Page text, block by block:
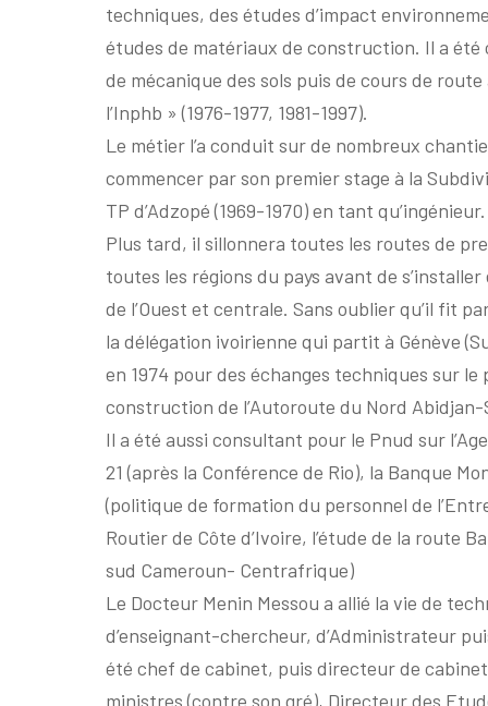
techniques, des études d’impact
études de matériaux de construction. Il a été
de mécanique des sols puis de cours de route
l’Inphb » (1976-1977, 1981-1997).
Le métier l’a conduit sur de nombreux
commencer par son premier stage à la
TP d’Adzopé (1969-1970) en tant qu’ingénieur.
Plus tard, il sillonnera toutes les routes de
toutes les régions du pays avant de
de l’Ouest et centrale. Sans oublier qu’il fit
la délégation ivoirienne qui partit à Génève
en 1974 pour des échanges techniques sur le
construction de l’Autoroute du Nord Abidjan-
Il a été aussi consultant pour le Pnud sur
21 (après la Conférence de Rio), la Banque
(politique de formation du personnel de
Routier de Côte d’Ivoire, l’étude de la route
sud Cameroun- Centrafrique)
Le Docteur Menin Messou a allié la vie de
d’enseignant-chercheur, d’Administrateur
été chef de cabinet, puis directeur de
ministres (contre son gré), Directeur des